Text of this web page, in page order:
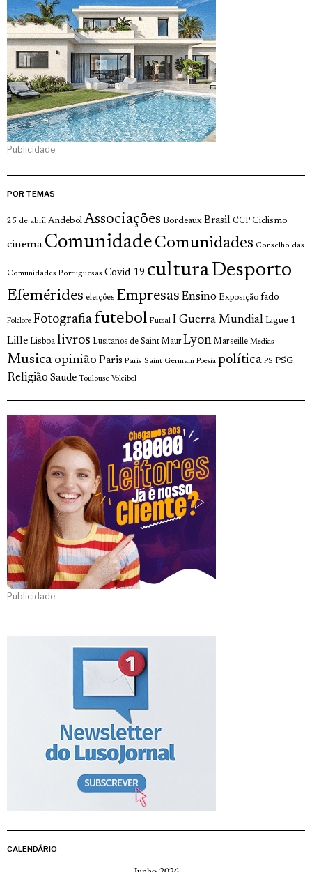
Publicidade
POR TEMAS
25 de abril Andebol Associações Bordeaux Brasil CCP Ciclismo
cinema Comunidade Comunidades Conselho das
Comunidades Portuguesas Covid-19 culturaDesporto
Efemérides eleições Empresas Ensino Exposição fado
Folclore Fotografia futebol Futsal I Guerra Mundial Ligue 1
Lille Lisboa livros Lusitanos de Saint Maur Lyon Marseille Medias
Musica opinião Paris Paris Saint Germain Poesia política PS PSG
Religião Saude Toulouse Voleibol
Publicidade
CALENDÁRIO